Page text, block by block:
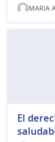
MARIA
El